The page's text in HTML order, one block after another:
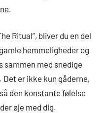
Ritual”, bliver du en del
hemmeligheder og
med snedige
er ikke kun gåderne,
den konstante følelse
øje med dig.